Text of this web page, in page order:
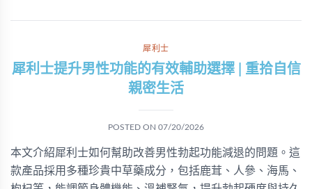
犀利士
犀利士提升男性功能的有效輔助選擇 | 重拾自信
親密生活
POSTED ON 07/20/2026
本文介紹犀利士如何幫助改善男性勃起功能減退的問題。這
款產品採用多種珍貴中草藥成分，包括鹿茸、人參、海馬、